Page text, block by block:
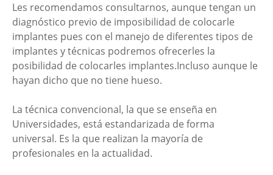
Les recomendamos consultarnos, aunque tengan un
diagnóstico previo de imposibilidad de colocarle
implantes pues con el manejo de diferentes tipos de
implantes y técnicas podremos ofrecerles la
posibilidad de colocarles implantes.Incluso aunque le
hayan dicho que no tiene hueso.
La técnica convencional, la que se enseña en
Universidades, está estandarizada de forma
universal. Es la que realizan la mayoría de
profesionales en la actualidad.